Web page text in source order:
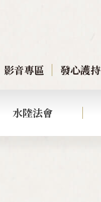
水陸法會
影音專區 發心護持